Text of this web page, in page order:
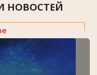
НОВОСТЕЙ